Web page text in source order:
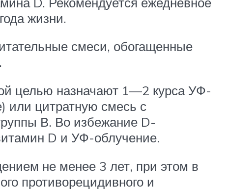
жизни.
смеси, обогащенные
целью назначают 1—2 курса УФ-
или цитратную смесь с
В. Во избежание D-
D и УФ-облучение.
не менее 3 лет, при этом в
противорецидивного и